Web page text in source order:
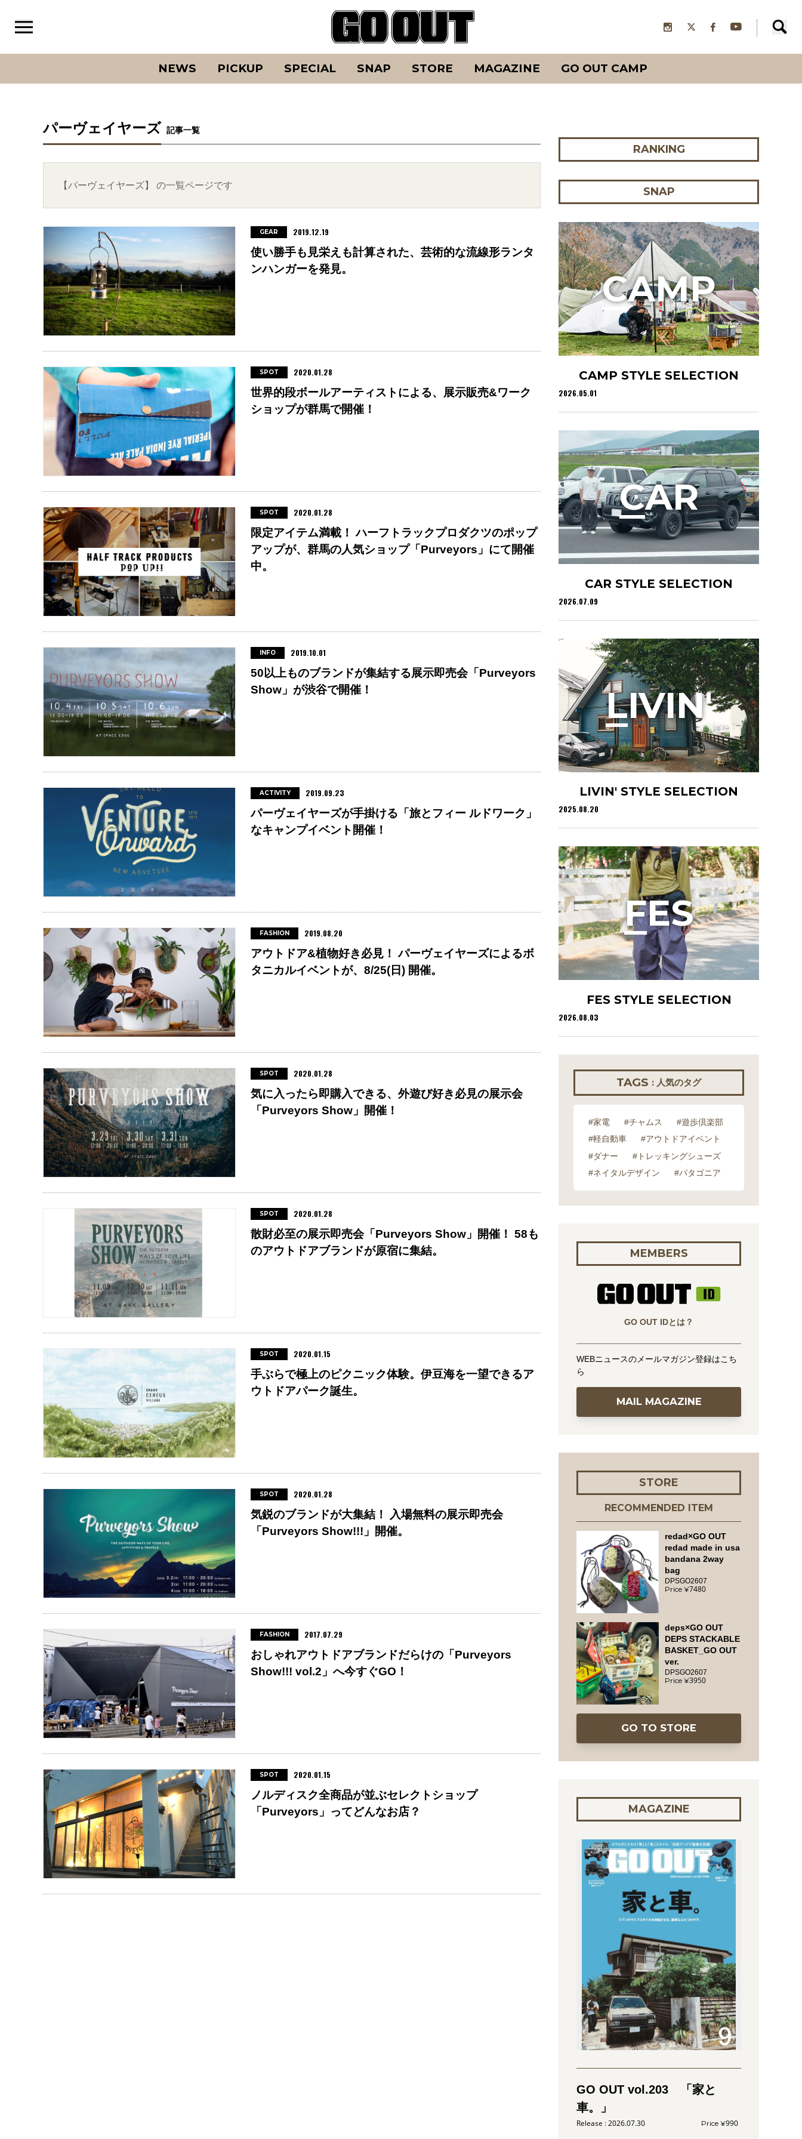
NEWS PICKUP SPECIAL SNAP STORE MAGAZINE GO OUT CAMP
パーヴェイヤーズ 記事一覧
【パーヴェイヤーズ】 の一覧ページです
使い勝手も見栄えも計算された、芸術的な流線形ランタ
ンハンガーを発見。
GEAR 2019.12.19
世界的段ボールアーティストによる、展示販売&ワーク
ショップが群馬で開催！
SPOT 2020.01.28
限定アイテム満載！ ハーフトラックプロダクツのポップ
アップが、群馬の人気ショップ「Purveyors」にて開催
中。
SPOT 2020.01.28
50以上ものブランドが集結する展示即売会「Purveyors
Show」が渋谷で開催！
INFO 2019.10.01
パーヴェイヤーズが手掛ける「旅とフィー ルドワーク」
なキャンプイベント開催！
ACTIVITY 2019.09.23
アウトドア&植物好き必見！ パーヴェイヤーズによるボ
タニカルイベントが、8/25(日) 開催。
FASHION 2019.08.20
気に入ったら即購入できる、外遊び好き必見の展示会
「Purveyors Show」開催！
SPOT 2020.01.28
散財必至の展示即売会「Purveyors Show」開催！ 58も
のアウトドアブランドが原宿に集結。
SPOT 2020.01.28
手ぶらで極上のピクニック体験。伊豆海を一望できるア
ウトドアパーク誕生。
SPOT 2020.01.15
気鋭のブランドが大集結！ 入場無料の展示即売会
「Purveyors Show!!!」開催。
SPOT 2020.01.28
おしゃれアウトドアブランドだらけの「Purveyors
Show!!! vol.2」へ今すぐGO！
FASHION 2017.07.29
ノルディスク全商品が並ぶセレクトショップ
「Purveyors」ってどんなお店？
SPOT 2020.01.15
RANKING
SNAP
CAMP STYLE SELECTION
2026.05.01
CAMP
CAR STYLE SELECTION
2026.07.09
CAR
LIVIN' STYLE SELECTION
2025.08.20
LIVIN'
FES STYLE SELECTION
2026.08.03
FES
TAGS : 人気のタグ
#家電 #チャムス
#遊歩倶楽部
#軽自動車
#アウトドアイベント
#ダナー
#トレッキングシューズ
#ネイタルデザイン
#パタゴニア
MEMBERS
GO OUT IDとは？
WEBニュースのメールマガジン登録はこち
ら
MAIL MAGAZINE
STORE
RECOMMENDED ITEM
redad×GO OUT
redad made in usa
bandana 2way
bag
DPSGO2607
7480
deps×GO OUT
DEPS STACKABLE
BASKET_GO OUT
ver.
DPSGO2607
3950
GO TO STORE
MAGAZINE
GO OUT vol.203 「家と
車。」
2026.07.30 990